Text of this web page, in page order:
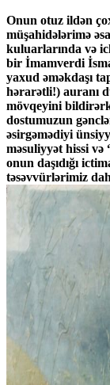
Onun otuz ildən
müşahidələrimə
kuluarlarında və
bir İmamverdi
yaxud əməkdaşı
hərarətli!) auranı
mövqeyini
dostumuzun
əsirgəmədiyi
məsuliyyət hissi
onun daşıdığı
təsəvvürlərimiz